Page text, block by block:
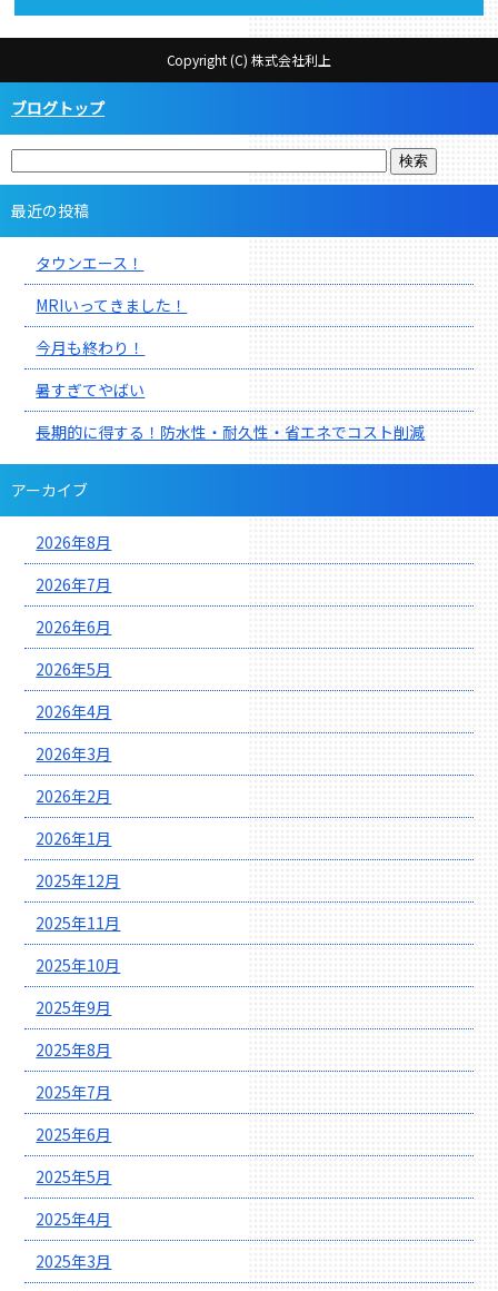
Copyright (C) 株式会社利上
ブログトップ
最近の投稿
タウンエース！
MRIいってきました！
今月も終わり！
暑すぎてやばい
長期的に得する！防水性・耐久性・省エネでコスト削減
アーカイブ
2026年8月
2026年7月
2026年6月
2026年5月
2026年4月
2026年3月
2026年2月
2026年1月
2025年12月
2025年11月
2025年10月
2025年9月
2025年8月
2025年7月
2025年6月
2025年5月
2025年4月
2025年3月